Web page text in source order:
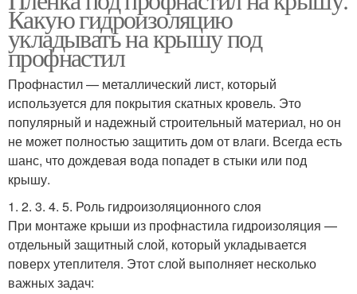
Какую гидроизоляцию
укладывать на крышу под
профнастил
Профнастил — металлический лист, который
используется для покрытия скатных кровель. Это
популярный и надежный строительный материал, но он
не может полностью защитить дом от влаги. Всегда есть
шанс, что дождевая вода попадет в стыки или под
крышу.
1. 2. 3. 4. 5. Роль гидроизоляционного слоя
При монтаже крыши из профнастила гидроизоляция —
отдельный защитный слой, который укладывается
поверх утеплителя. Этот слой выполняет несколько
важных задач: